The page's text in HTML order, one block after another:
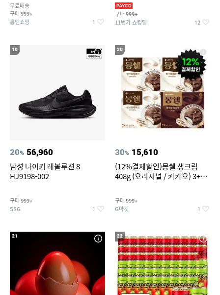
무료배송
구매 999+
홈앤쇼핑 1
구매 999+
11번가 쇼킹딜 12
19
20% 56,960
남성 나이키 레볼루션 8
HJ9198-002
구매 999+
SSG 1
20
30% 15,610
(12%결제할인)몽쉘 생크림
408g (오리지널 / 카카오) 3+1
구매 999+
G마켓 1
21 22